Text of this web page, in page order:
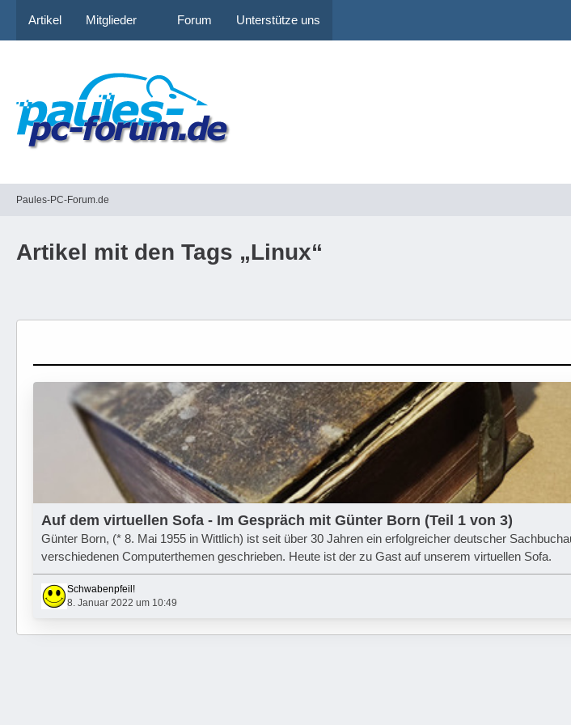
Artikel Mitglieder Forum Unterstütze uns
Paules-PC-Forum.de
Artikel mit den Tags „Linux“
Auf dem virtuellen Sofa - Im Gespräch mit Günter Born (Teil 1 von 3)
Günter Born, (* 8. Mai 1955 in Wittlich) ist seit über 30 Jahren ein erfolgreicher deutscher
verschiedenen Computerthemen geschrieben. Heute ist der zu Gast auf unserem virtuellen Sofa.
Schwabenpfeil!
8. Januar 2022 um 10:49